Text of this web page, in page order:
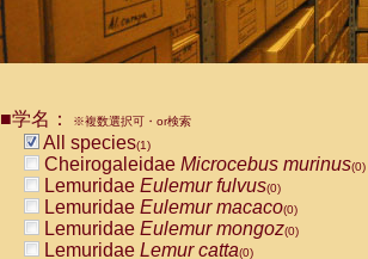
■学名： ※複数選択可・or検索
All species(1)
Cheirogaleidae Microcebus murinus(0)
Lemuridae Eulemur fulvus(0)
Lemuridae Eulemur macaco(0)
Lemuridae Eulemur mongoz(0)
Lemuridae Lemur catta(0)